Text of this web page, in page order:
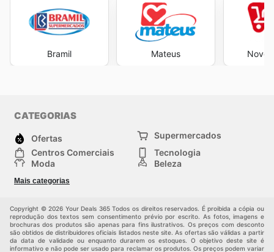
Bramil Mateus Novo
CATEGORIAS
Ofertas
Supermercados
Centros Comerciais
Tecnologia
Moda
Beleza
Construção e jardinagem
Mais categorias
Copyright © 2026 Your Deals 365 Todos os direitos reservados. É proibida a cópia ou
reprodução dos textos sem consentimento prévio por escrito. As fotos, imagens e
brochuras dos produtos são apenas para fins ilustrativos. Os preços com desconto
são obtidos de distribuidores oficiais listados neste site. As ofertas são válidas a partir
da data de validade ou enquanto durarem os estoques. O objetivo deste site é
informativo e não pode ser usado para reclamar os produtos. Os preços podem variar